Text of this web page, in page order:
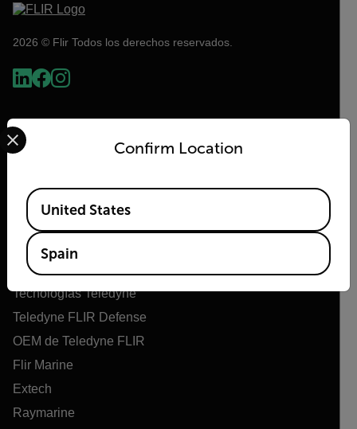
2026 © Flir Todos los derechos reservados.
Acerca de Flir
Tecnologías Teledyne
Teledyne FLIR Defense
OEM de Teledyne FLIR
Flir Marine
Extech
Raymarine
Confirm Location
Select your preferred country and language from the
Available Locations
United States
Spain